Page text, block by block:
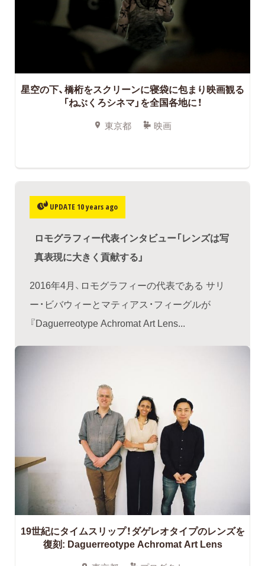
星空の下、橋桁をスクリーンに寝袋に包まり映画観る
「ねぶくろシネマ」を全国各地に！
東京都 映画
UPDATE 10 years ago
ロモグラフィー代表インタビュー「レンズは写
真表現に大きく貢献する」
2016年4月、ロモグラフィーの代表である サリ
ー・ビバウィーとマティアス・フィーグルが
『Daguerreotype Achromat Art Lens...
19世紀にタイムスリップ！ダゲレオタイプのレンズを
復刻: Daguerreotype Achromat Art Lens